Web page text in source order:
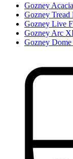
Gozney
Gozney
Gozney Live
Gozney Arc
Gozney